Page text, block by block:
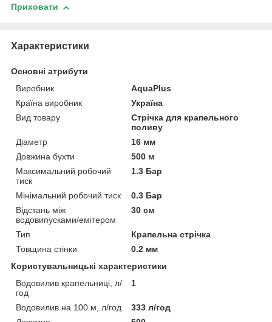
Приховати
Характеристики
Основні атрибути
Виробник
AquaPlus
Країна виробник
Україна
Вид товару
Стрічка для крапельного
поливу
Діаметр
16 мм
Довжина бухти
500 м
Максимальний робочий
тиск
1.3 Бар
Мінімальний робочий тиск
0.3 Бар
Відстань між
водовипусками/емітером
30 см
Тип
Крапельна стрічка
Товщина стінки
0.2 мм
Користувальницькі характеристики
Водовилив крапельниці, л/
год
1
Водовилив на 100 м, л/год
333 л/год